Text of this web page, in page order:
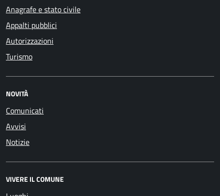
Anagrafe e stato civile
Appalti pubblici
Autorizzazioni
Turismo
NOVITÀ
Comunicati
Avvisi
Notizie
VIVERE IL COMUNE